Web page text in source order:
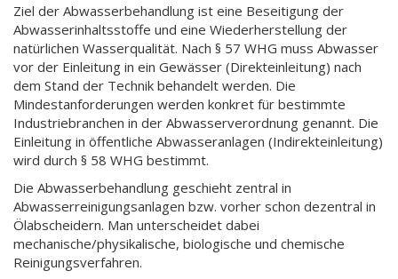
Ziel der Abwasserbehandlung ist eine Beseitigung der
Abwasserinhaltsstoffe und eine Wiederherstellung der
natürlichen Wasserqualität. Nach § 57 WHG muss Abwasser
vor der Einleitung in ein Gewässer (Direkteinleitung) nach
dem Stand der Technik behandelt werden. Die
Mindestanforderungen werden konkret für bestimmte
Industriebranchen in der Abwasserverordnung genannt. Die
Einleitung in öffentliche Abwasseranlagen (Indirekteinleitung)
wird durch § 58 WHG bestimmt.
Die Abwasserbehandlung geschieht zentral in
Abwasserreinigungsanlagen bzw. vorher schon dezentral in
Ölabscheidern. Man unterscheidet dabei
mechanische/physikalische, biologische und chemische
Reinigungsverfahren.